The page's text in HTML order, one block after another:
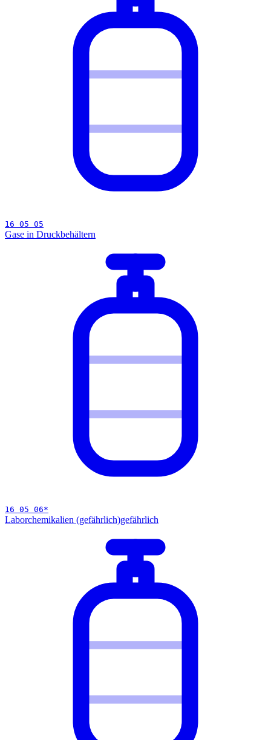
16 05 05
Gase in Druckbehältern
16 05 06*
Laborchemikalien (gefährlich)gefährlich